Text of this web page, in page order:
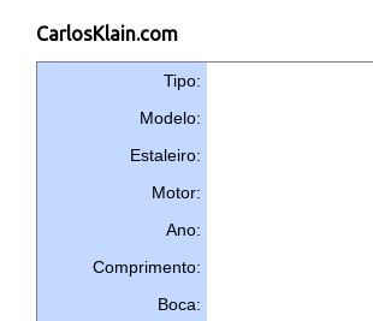
CarlosKlain.com
Tipo:
Modelo:
Estaleiro:
Motor:
Ano:
Comprimento:
Boca: